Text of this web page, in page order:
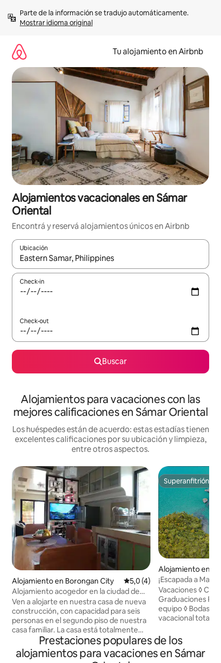
contenidoMostrar idioma original
Tu alojamiento en Airbnb
Alojamientos vacacionales en Sámar
Oriental
Encontrá y reservá alojamientos únicos en Airbnb
Ubicación
Cuando los resultados estén disponibles, navegá con las
Check-in
Check-out
Buscar
Alojamientos para vacaciones con las
mejores calificaciones en Sámar Oriental
Los huéspedes están de acuerdo: estas estadías tienen
excelentes calificaciones por su ubicación y limpieza,
entre otros aspectos.
Alojamiento en Borongan City Calificación promedio: 5,0
5,0 (4)
Alojamiento acogedor en la ciudad de
Borongan
Ven a alojarte en nuestra casa de nueva
construcción, con capacidad para seis
personas en el segundo piso de nuestra
casa familiar. La casa está totalmente
amueblada con todos los muebles
nuevos. La cocina está totalmente
equipada con utensilios de cocina y
Superanfitrión
Superanfitrión
Alojamiento en
¡Escapada a
Vacaciones ◊ Cumpleaños ◊
Graduaciones Fomento del espíritu de ◊
equipo ◊ Bodas *¡Único centro
vacacional
Desconecta de la
alojamiento único
enorgullecemos
Prestaciones populares de los
alojamientos para vacaciones en Sámar